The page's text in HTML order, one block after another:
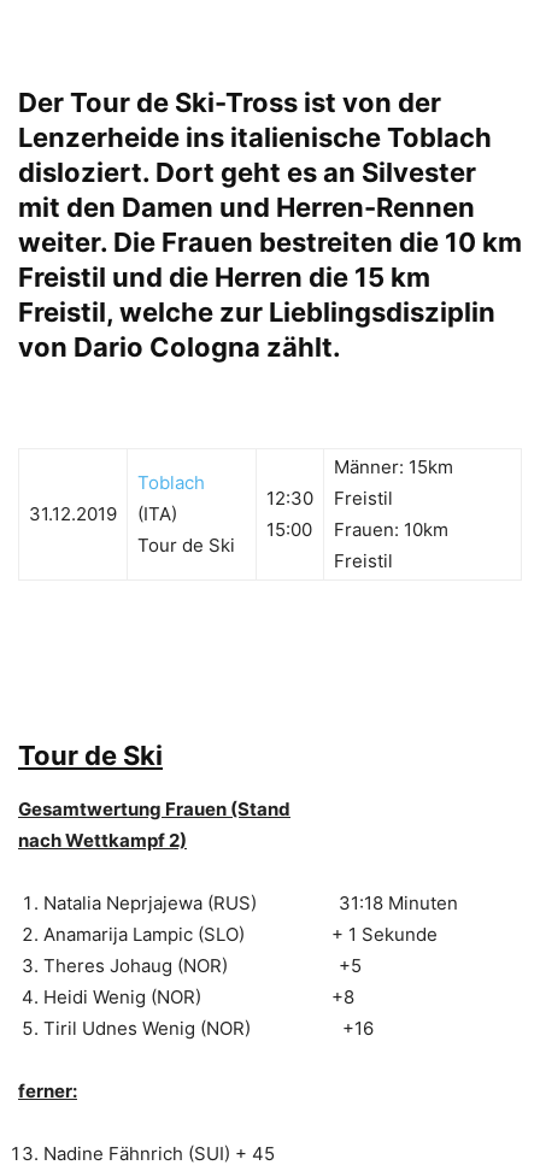
Der Tour de Ski-Tross ist von der
Lenzerheide ins italienische Toblach
disloziert. Dort geht es an Silvester
mit den Damen und Herren-Rennen
weiter. Die Frauen bestreiten die 10 km
Freistil und die Herren die 15 km
Freistil, welche zur Lieblingsdisziplin
von Dario Cologna zählt.
31.12.2019
Toblach
(ITA)
Tour de Ski
12:30
15:00
Männer: 15km
Freistil
Frauen: 10km
Freistil
Tour de Ski
Gesamtwertung Frauen (Stand
nach Wettkampf 2)
Natalia Neprjajewa (RUS) 31:18 Minuten
Anamarija Lampic (SLO) + 1 Sekunde
Theres Johaug (NOR) +5
Heidi Wenig (NOR) +8
Tiril Udnes Wenig (NOR) +16
ferner:
Nadine Fähnrich (SUI) + 45